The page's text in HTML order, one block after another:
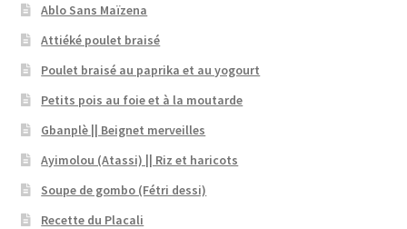
Ablo Sans Maïzena
Attiéké poulet braisé
Poulet braisé au paprika et au yogourt
Petits pois au foie et à la moutarde
Gbanplè || Beignet merveilles
Ayimolou (Atassi) || Riz et haricots
Soupe de gombo (Fétri dessi)
Recette du Placali